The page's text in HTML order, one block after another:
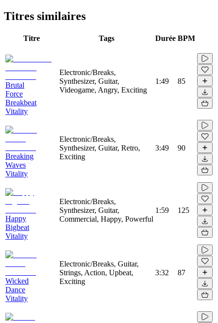
Titres similaires
Titre Tags Durée BPM
Brutal
Force
Breakbeat
Vitality
Electronic/Breaks,
Synthesizer, Guitar,
Videogame, Angry, Exciting
1:49 85
Breaking
Waves
Vitality
Electronic/Breaks,
Synthesizer, Guitar, Retro,
Exciting
3:49 90
Happy
Bigbeat
Vitality
Electronic/Breaks,
Synthesizer, Guitar,
Commercial, Happy, Powerful
1:59 125
Wicked
Dance
Vitality
Electronic/Breaks, Guitar,
Strings, Action, Upbeat,
Exciting
3:32 87